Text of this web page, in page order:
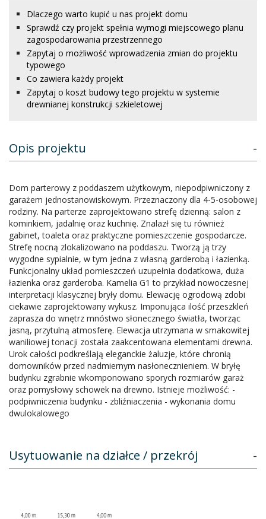
Dlaczego warto kupić u nas projekt domu
Sprawdź czy projekt spełnia wymogi miejscowego planu
zagospodarowania przestrzennego
Zapytaj o możliwość wprowadzenia zmian do projektu
typowego
Co zawiera każdy projekt
Zapytaj o koszt budowy tego projektu w systemie
drewnianej konstrukcji szkieletowej
Opis projektu -
Dom parterowy z poddaszem użytkowym, niepodpiwniczony z
garażem jednostanowiskowym. Przeznaczony dla 4-5-osobowej
rodziny. Na parterze zaprojektowano strefę dzienną: salon z
kominkiem, jadalnię oraz kuchnię. Znalazł się tu również
gabinet, toaleta oraz praktyczne pomieszczenie gospodarcze.
Strefę nocną zlokalizowano na poddaszu. Tworzą ją trzy
wygodne sypialnie, w tym jedna z własną garderobą i łazienką.
Funkcjonalny układ pomieszczeń uzupełnia dodatkowa, duża
łazienka oraz garderoba. Kamelia G1 to przykład nowoczesnej
interpretacji klasycznej bryły domu. Elewację ogrodową zdobi
ciekawie zaprojektowany wykusz. Imponująca ilość przeszkleń
zaprasza do wnętrz mnóstwo słonecznego światła, tworząc
jasną, przytulną atmosferę. Elewacja utrzymana w smakowitej
waniliowej tonacji została zaakcentowana elementami drewna.
Urok całości podkreślają eleganckie żaluzje, które chronią
domowników przed nadmiernym nasłonecznieniem. W bryłę
budynku zgrabnie wkomponowano sporych rozmiarów garaż
oraz pomysłowy schowek na drewno. Istnieje możliwość: -
podpiwniczenia budynku - zbliźniaczenia - wykonania domu
dwulokalowego
Usytuowanie na działce / przekrój -